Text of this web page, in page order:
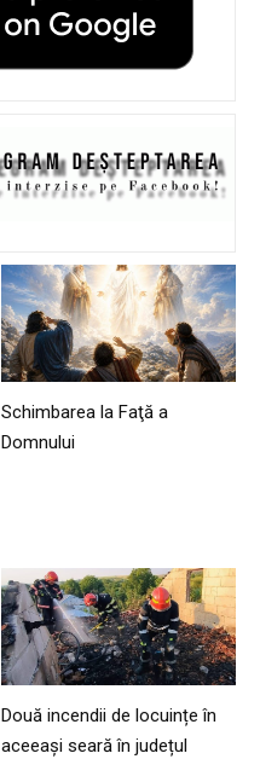
Schimbarea la Faţă a
Domnului
Două incendii de locuințe în
aceeași seară în județul